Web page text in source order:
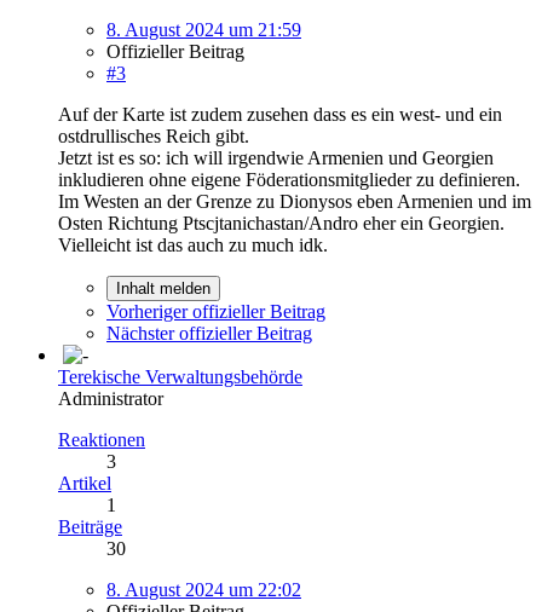
8. August 2024 um 21:59
Offizieller Beitrag
#3
Auf der Karte ist zudem zusehen dass es ein west- und ein
ostdrullisches Reich gibt.
Jetzt ist es so: ich will irgendwie Armenien und Georgien
inkludieren ohne eigene Föderationsmitglieder zu definieren.
Im Westen an der Grenze zu Dionysos eben Armenien und im
Osten Richtung Ptscjtanichastan/Andro eher ein Georgien.
Vielleicht ist das auch zu much idk.
Inhalt melden
Vorheriger offizieller Beitrag
Nächster offizieller Beitrag
Terekische Verwaltungsbehörde
Administrator
Reaktionen
3
Artikel
1
Beiträge
30
8. August 2024 um 22:02